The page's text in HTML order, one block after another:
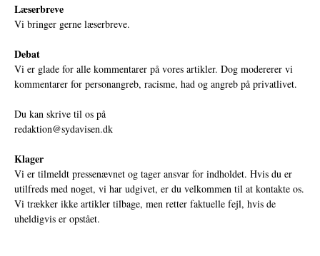
Læserbreve
Vi bringer gerne læserbreve.
Debat
Vi er glade for alle kommentarer på vores artikler. Dog modererer vi
kommentarer for personangreb, racisme, had og angreb på privatlivet.
Du kan skrive til os på
redaktion@sydavisen.dk
Klager
Vi er tilmeldt pressenævnet og tager ansvar for indholdet. Hvis du er
utilfreds med noget, vi har udgivet, er du velkommen til at kontakte os.
Vi trækker ikke artikler tilbage, men retter faktuelle fejl, hvis de
uheldigvis er opstået.